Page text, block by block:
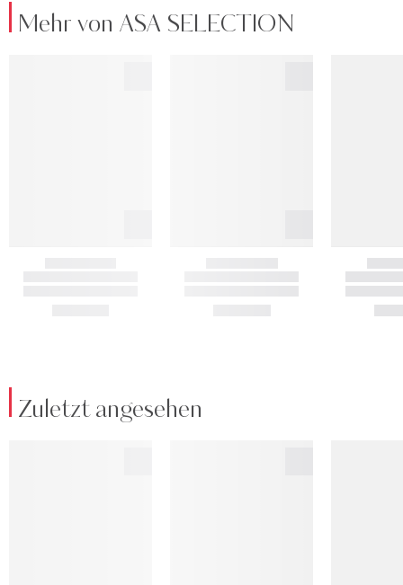
Mehr von ASA SELECTION
Zuletzt angesehen